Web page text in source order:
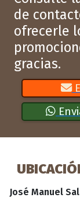
de
ofrecerle
gracias.
José Manuel